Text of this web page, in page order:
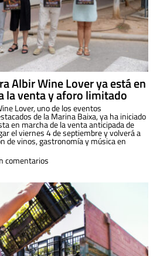
Albir Wine Lover ya está en
la venta y aforo limitado
Lover, uno de los eventos
de la Marina Baixa, ya ha iniciado
en marcha de la venta anticipada de
el viernes 4 de septiembre y volverá a
de vinos, gastronomía y música en
comentarios